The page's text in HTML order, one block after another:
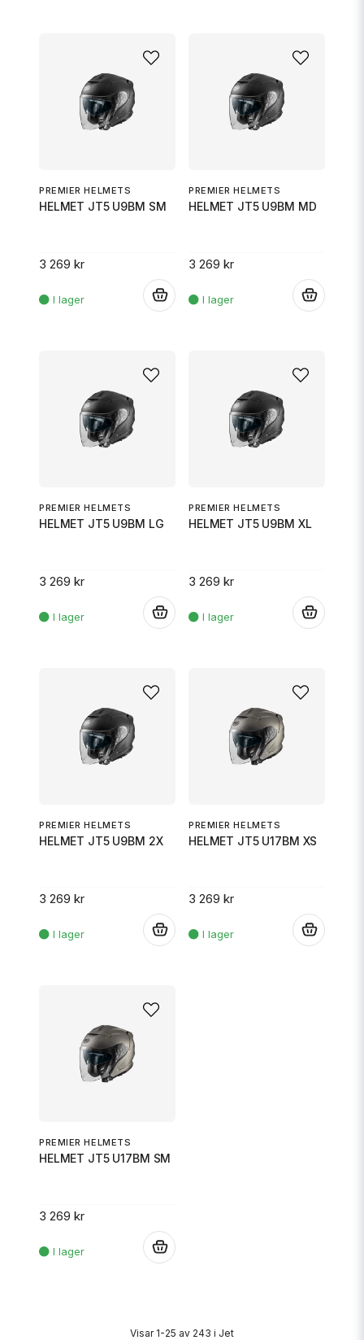
PREMIER HELMETS
HELMET JT5 U9BM SM
3 269 kr
PREMIER HELMETS
HELMET JT5 U9BM MD
3 269 kr
PREMIER HELMETS
HELMET JT5 U9BM LG
3 269 kr
PREMIER HELMETS
HELMET JT5 U9BM XL
3 269 kr
PREMIER HELMETS
HELMET JT5 U9BM 2X
3 269 kr
PREMIER HELMETS
HELMET JT5 U17BM XS
3 269 kr
PREMIER HELMETS
HELMET JT5 U17BM SM
3 269 kr
Visar 1-25 av 243 i Jet